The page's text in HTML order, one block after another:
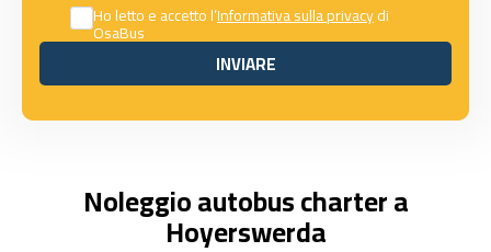
Ho letto e accetto l’Informativa sulla privacydi
OsaBus
INVIARE
INVIARE
Noleggio autobus charter a
Hoyerswerda